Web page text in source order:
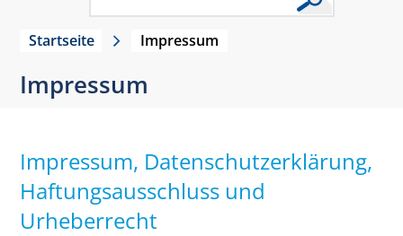
Startseite Impressum
Impressum
Impressum, Datenschutzerklärung,
Haftungsausschluss und
Urheberrecht